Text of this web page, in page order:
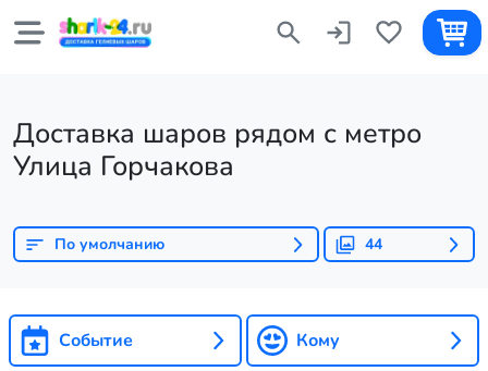
Доставка шаров рядом с метро
Улица Горчакова
По умолчанию 44
Событие Кому